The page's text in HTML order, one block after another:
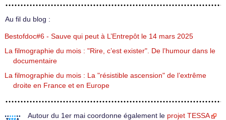
Au fil du blog :
Bestofdoc#6 - Sauve qui peut à L’Entrepôt le 14 mars 2025
La filmographie du mois : "Rire, c’est exister". De l’humour dans le
documentaire
La filmographie du mois : La "résistible ascension" de l’extrême
droite en France et en Europe
Autour du 1er mai coordonne également le projet TESSA